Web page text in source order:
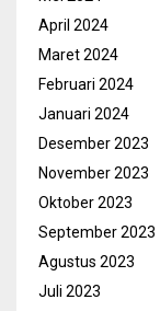
April 2024
Maret 2024
Februari 2024
Januari 2024
Desember 2023
November 2023
Oktober 2023
September 2023
Agustus 2023
Juli 2023